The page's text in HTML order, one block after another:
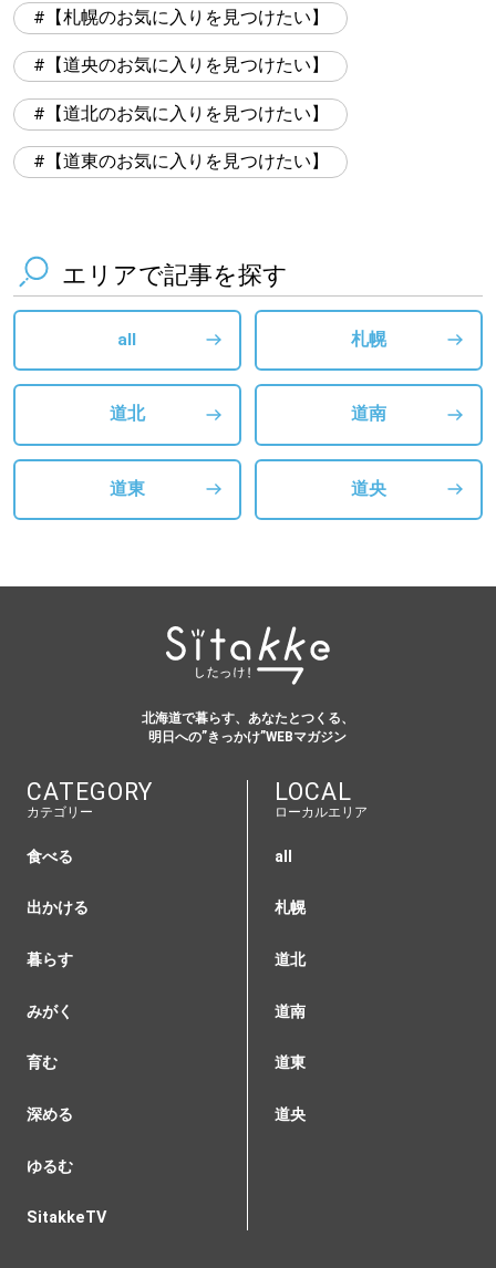
【札幌のお気に入りを見つけたい】
【道央のお気に入りを見つけたい】
【道北のお気に入りを見つけたい】
【道東のお気に入りを見つけたい】
エリアで記事を探す
all 札幌
道北 道南
道東 道央
北海道で暮らす、あなたとつくる、
明日への”きっかけ”WEBマガジン
CATEGORY
カテゴリー
食べる
出かける
暮らす
みがく
育む
深める
ゆるむ
SitakkeTV
LOCAL
ローカルエリア
all
札幌
道北
道南
道東
道央